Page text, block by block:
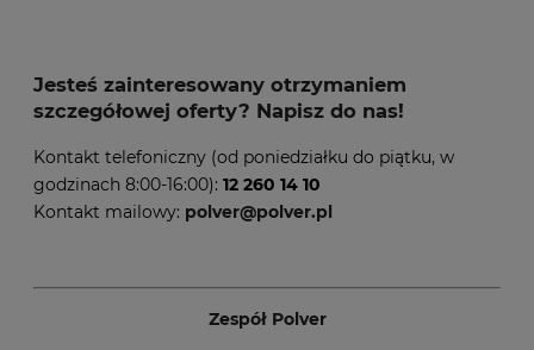
Jesteś zainteresowany otrzymaniem
szczegółowej oferty? Napisz do nas!
Kontakt telefoniczny (od poniedziałku do piątku, w
godzinach 8:00-16:00): 12 260 14 10
Kontakt mailowy: polver@polver.pl
Zespół Polver